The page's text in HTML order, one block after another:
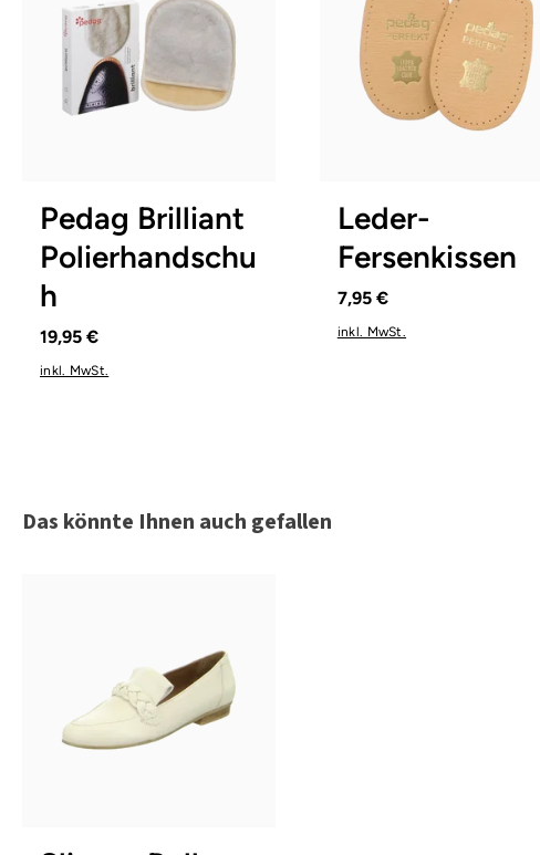
Pedag Brilliant
Polierhandschu
h
19,95 €
inkl. MwSt.
Leder-
Fersenkissen
7,95 €
inkl. MwSt.
Produktgalerie überspringen
Das könnte Ihnen auch gefallen